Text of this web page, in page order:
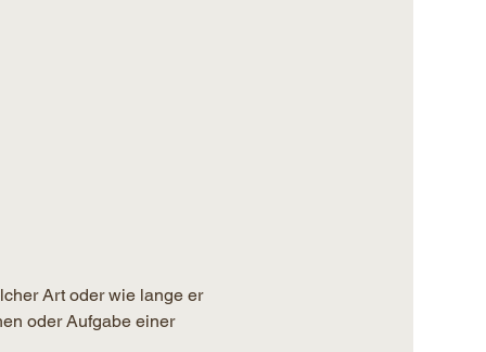
Art oder wie lange er
oder Aufgabe einer